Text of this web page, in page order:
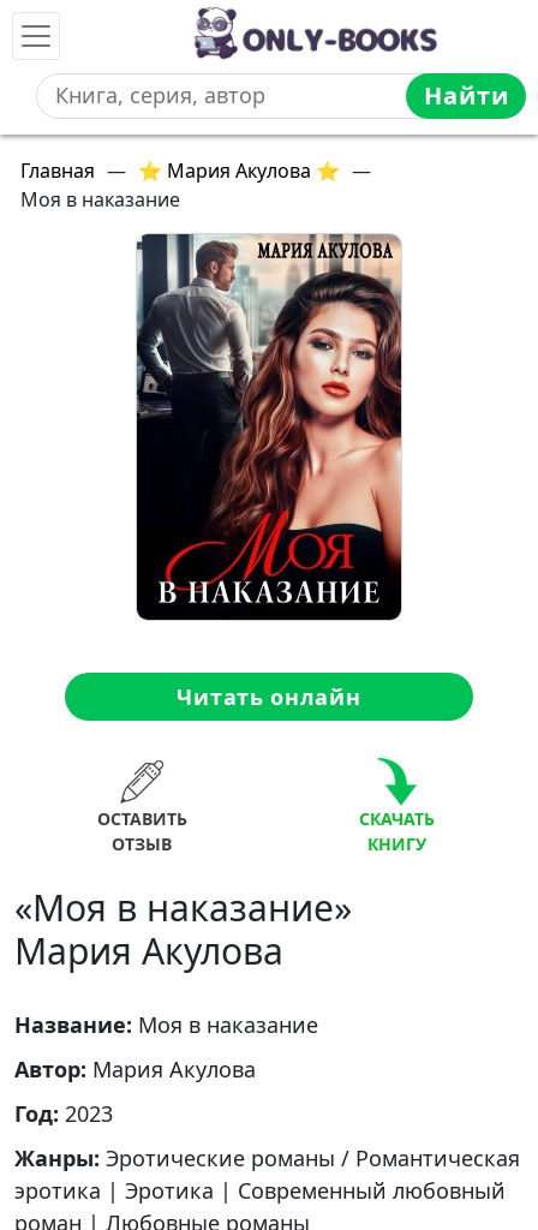
Найти
Главная — ⭐ Мария Акулова ⭐ —
Моя в наказание
Читать онлайн
ОСТАВИТЬ
ОТЗЫВ
СКАЧАТЬ
КНИГУ
«Моя в наказание»
Мария Акулова
Название: Моя в наказание
Автор: Мария Акулова
Год: 2023
Жанры: Эротические романы / Романтическая
эротика | Эротика | Современный любовный
роман | Любовные романы